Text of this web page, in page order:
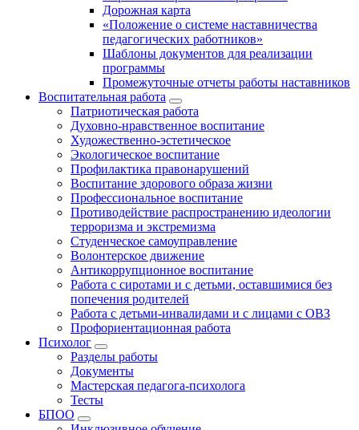
Дорожная карта
«Положение о системе наставничества
педагогических работников»
Шаблоны документов для реализации
программы
Промежуточные отчеты работы наставников
Воспитательная работа
Патриотическая работа
Духовно-нравственное воспитание
Художественно-эстетическое
Экологическое воспитание
Профилактика правонарушений
Воспитание здорового образа жизни
Профессиональное воспитание
Противодействие распространению идеологии
терроризма и экстремизма
Студенческое самоуправление
Волонтерское движение
Антикоррупционное воспитание
Работа с сиротами и с детьми, оставшимися без
попечения родителей
Работа с детьми-инвалидами и с лицами с ОВЗ
Профориентационная работа
Психолог
Разделы работы
Документы
Мастерская педагога-психолога
Тесты
БПОО